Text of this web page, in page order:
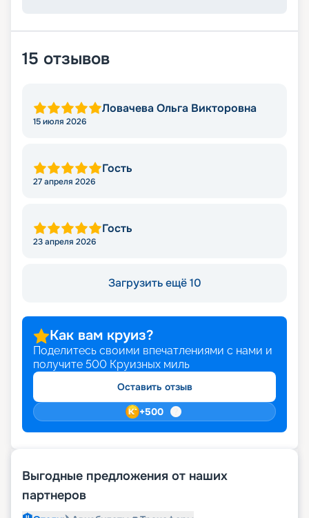
15 отзывов
Ловачева Ольга Викторовна
15 июля 2026
Гость
27 апреля 2026
Гость
23 апреля 2026
Загрузить ещё 10
Как вам круиз?
Поделитесь своими впечатлениями с нами и
получите 500 Круизных миль
Оставить отзыв
+500
Выгодные предложения от наших
партнеров